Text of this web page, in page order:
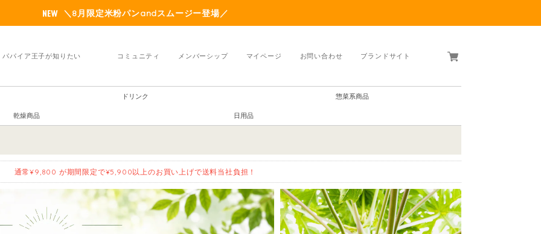
＼8月限定米粉パンandスムージー登場／
ブランドサイト
お問い合わせ
マイページ
メンバーシップ
コミュニティ
パパイア王子が知りたい
ドリンク 惣菜系商品
乾燥商品 日用品
通常¥9,800 が期間限定で¥5,900以上のお買い上げで送料当社負担！